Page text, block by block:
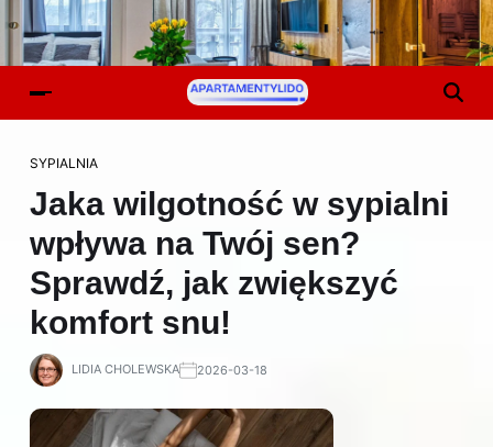
SYPIALNIA
Jaka wilgotność w sypialni
wpływa na Twój sen?
Sprawdź, jak zwiększyć
komfort snu!
LIDIA CHOLEWSKA 2026-03-18